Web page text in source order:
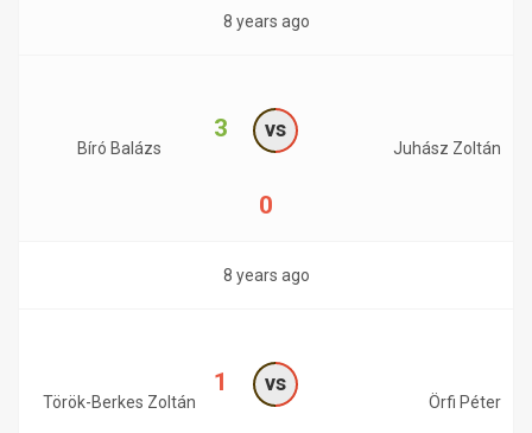
8 years ago
Bíró Balázs
3 vs
0
Juhász Zoltán
8 years ago
Török-Berkes Zoltán
1 vs
Örfi Péter